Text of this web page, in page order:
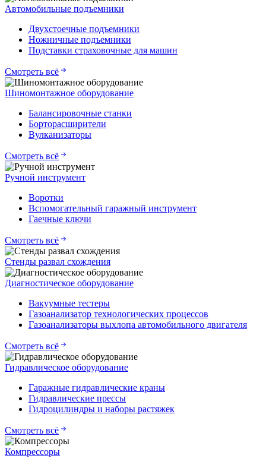
Автомобильные подъемники
Двухстоечные подъемники
Ножничные подъемники
Подставки страховочные для машин
Смотреть всё
Шиномонтажное оборудование
Балансировочные станки
Борторасширители
Вулканизаторы
Смотреть всё
Ручной инструмент
Воротки
Вспомогательный гаражный инструмент
Гаечные ключи
Смотреть всё
Стенды развал схождения
Диагностическое оборудование
Вакуумные тестеры
Газоанализатор технологических процессов
Газоанализаторы выхлопа автомобильного двигателя
Смотреть всё
Гидравлическое оборудование
Гаражные гидравлические краны
Гидравлические прессы
Гидроцилиндры и наборы растяжек
Смотреть всё
Компрессоры